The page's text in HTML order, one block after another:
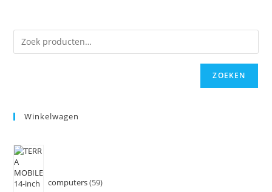
ZOEKEN
Winkelwagen
computers 59